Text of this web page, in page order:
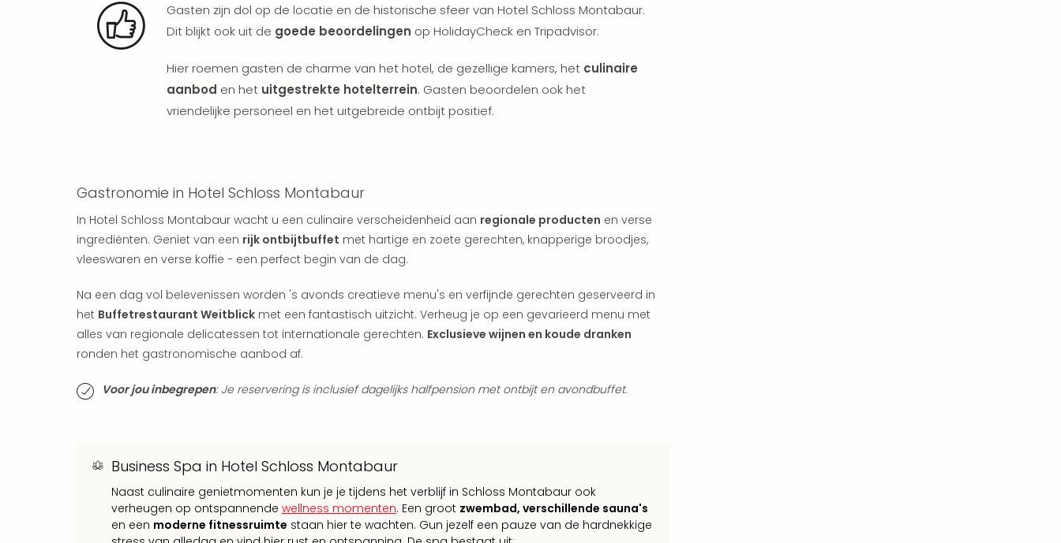
Gasten zijn dol op de locatie en de historische sfeer van Hotel Schloss Montabaur.
Dit blijkt ook uit de goede beoordelingen op HolidayCheck en Tripadvisor.
Hier roemen gasten de charme van het hotel, de gezellige kamers, het culinaire
aanbod en het uitgestrekte hotelterrein. Gasten beoordelen ook het
vriendelijke personeel en het uitgebreide ontbijt positief.
Gastronomie in Hotel Schloss Montabaur
In Hotel Schloss Montabaur wacht u een culinaire verscheidenheid aan regionale producten en verse
ingrediënten. Geniet van een rijk ontbijtbuffet met hartige en zoete gerechten, knapperige broodjes,
vleeswaren en verse koffie - een perfect begin van de dag.
Na een dag vol belevenissen worden 's avonds creatieve menu's en verfijnde gerechten geserveerd in
het Buffetrestaurant Weitblick met een fantastisch uitzicht. Verheug je op een gevarieerd menu met
alles van regionale delicatessen tot internationale gerechten. Exclusieve wijnen en koude dranken
ronden het gastronomische aanbod af.
Voor jou inbegrepen: Je reservering is inclusief dagelijks halfpension met ontbijt en avondbuffet.
Business Spa in Hotel Schloss Montabaur
Naast culinaire genietmomenten kun je je tijdens het verblijf in Schloss Montabaur ook
verheugen op ontspannende wellness momenten. Een groot zwembad, verschillende sauna's
en een moderne fitnessruimte staan hier te wachten. Gun jezelf een pauze van de hardnekkige